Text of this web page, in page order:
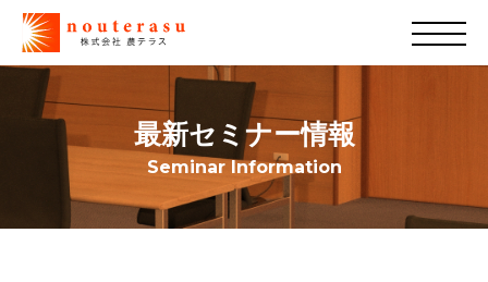
最新セミナー情報
Seminar Information